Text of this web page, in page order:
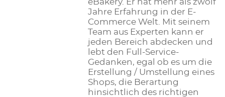
eBakery. Er hat mehr als zwölf
Jahre Erfahrung in der E-
Commerce Welt. Mit seinem
Team aus Experten kann er
jeden Bereich abdecken und
lebt den Full-Service-
Gedanken, egal ob es um die
Erstellung / Umstellung eines
Shops, die Berartung
hinsichtlich des richtigen